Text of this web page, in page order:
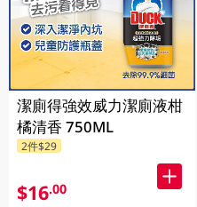
潔廁得強效威力潔廁液柑
橘清香 750ML
2件$29
$16.00